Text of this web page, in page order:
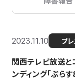
2023.11.10 プ
関西テレビ放送と
ンディング「ぷら